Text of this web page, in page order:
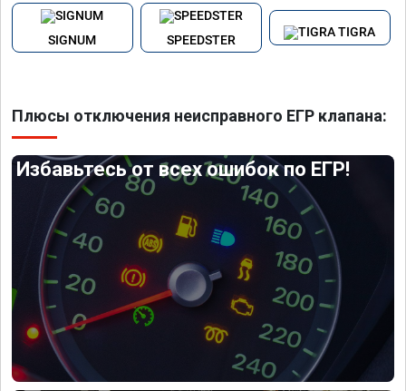
SIGNUM SPEEDSTER
TIGRA
Плюсы отключения неисправного ЕГР клапана:
Избавьтесь от всех ошибок по ЕГР!